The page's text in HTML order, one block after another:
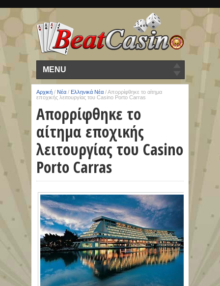
MENU
Αρχική / Νέα / Ελληνικά Νέα /Απορρίφθηκε το αίτημα
εποχικής λειτουργίας του Casino Porto Carras
Απορρίφθηκε το
αίτημα εποχικής
λειτουργίας του Casino
Porto Carras